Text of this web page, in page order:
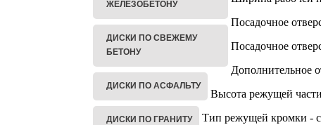
ЖЕЛЕЗОБЕТОНУ
ДИСКИ ПО СВЕЖЕМУ
БЕТОНУ
ДИСКИ ПО АСФАЛЬТУ
ДИСКИ ПО ГРАНИТУ
Посадочное
Посадочное
Дополнительное
Высота режущей
Тип режущей кромки -